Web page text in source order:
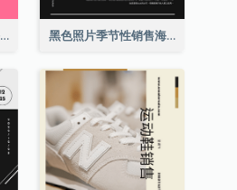
国际乳癌关注月宣传海报 黑色照片季节性销售海报